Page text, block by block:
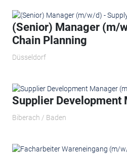
(Senior) Manager (m/
Chain Planning
Düsseldorf
Supplier Development
Biberach / Baden